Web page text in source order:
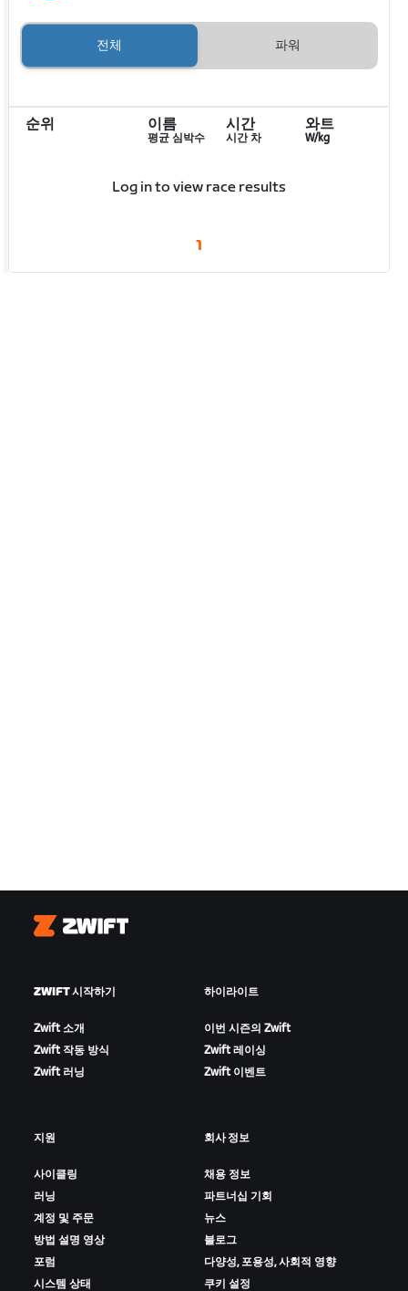
전체 파워
순위 이름
평균 심박수
시간
시간 차
와트
W/kg
Log in to view race results
1
Zwift
ZWIFT 시작하기
Zwift 소개
Zwift 작동 방식
Zwift 러닝
하이라이트
이번 시즌의 Zwift
Zwift 레이싱
Zwift 이벤트
지원
사이클링
러닝
계정 및 주문
방법 설명 영상
포럼
시스템 상태
회사 정보
채용 정보
파트너십 기회
뉴스
블로그
다양성, 포용성, 사회적 영향
쿠키 설정